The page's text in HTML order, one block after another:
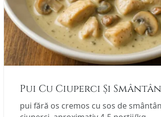
Pui Cu Ciuperci Și
pui fără os cremos cu sos de